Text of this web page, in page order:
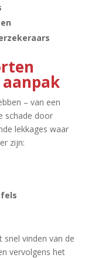
– van een
schade door
lekkages waar
zijn:
snel vinden van de
vervolgens het